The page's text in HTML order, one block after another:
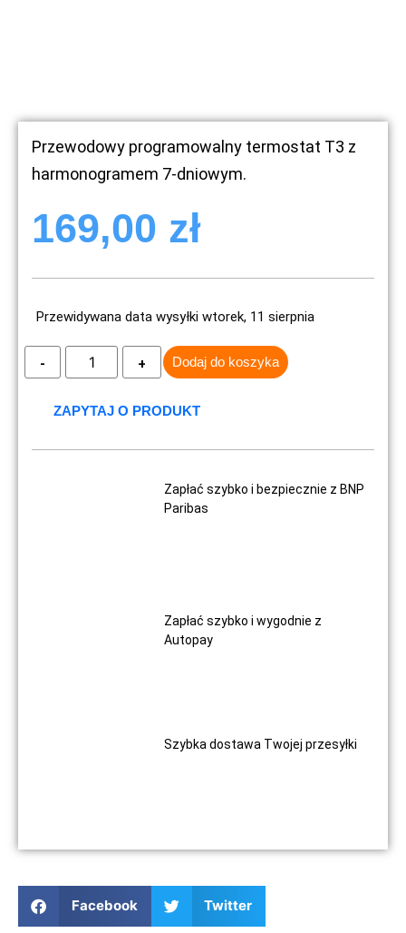
Facebook Twitter
Przewodowy programowalny termostat T3 z
harmonogramem 7-dniowym.
169,00 zł
Przewidywana data wysyłki wtorek, 11 sierpnia
Dodaj do koszyka
ZAPYTAJ O PRODUKT
Zapłać szybko i bezpiecznie z BNP
Paribas
Zapłać szybko i wygodnie z
Autopay
Szybka dostawa Twojej przesyłki